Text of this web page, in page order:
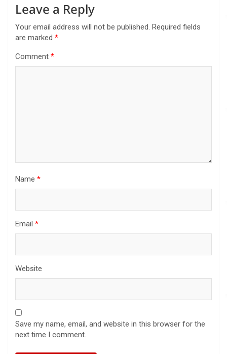
Leave a Reply
Your email address will not be published. Required fields
are marked *
Comment *
Name *
Email *
Website
Save my name, email, and website in this browser for the
next time I comment.